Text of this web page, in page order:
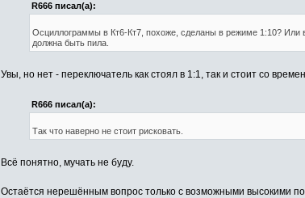
R666 писал(а):
Осциллограммы в Кт6-Кт7, похоже, сделаны в режиме 1:10? Или
должна быть пила.
Увы, но нет - переключатель как стоял в 1:1, так и стоит со
R666 писал(а):
Так что наверно не стоит рисковать.
Всё понятно, мучать не буду.
Остаётся нерешённым вопрос только с возможными высокими